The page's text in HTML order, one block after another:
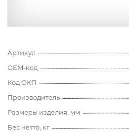
Артикул
OEM-код
Код ОКП
Производитель
Размеры изделия, мм
Вес нетто, кг